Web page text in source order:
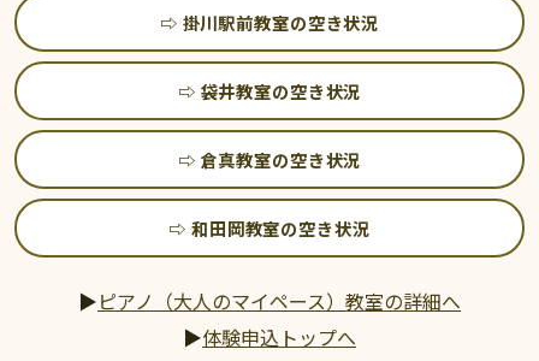
⇨ 掛川駅前教室の空き状況
⇨ 袋井教室の空き状況
⇨ 倉真教室の空き状況
⇨ 和田岡教室の空き状況
▶ピアノ（大人のマイペース）教室の詳細へ
▶体験申込トップへ